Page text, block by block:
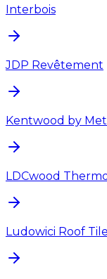
Interbois
JDP Revêtement
Kentwood by
LDCwood
Ludowici Roof Tile